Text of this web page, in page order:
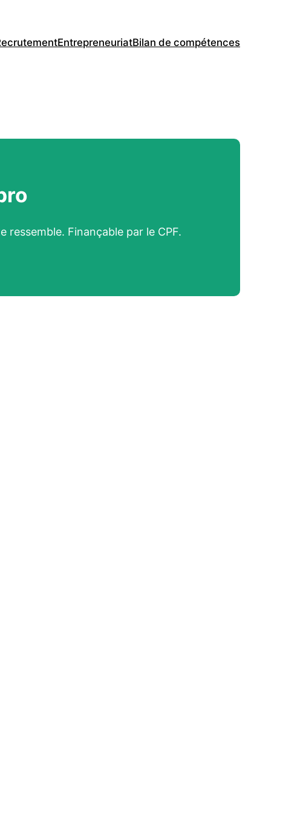
EntrepreneuriatBilan de compétences
Finançable par le CPF.